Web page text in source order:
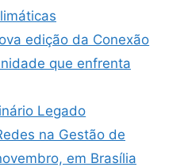
edição da Conexão
que enfrenta
Legado
na Gestão de
em Brasília